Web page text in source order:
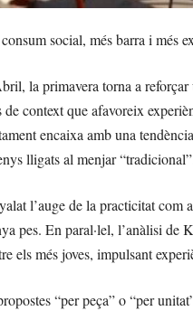
social, més barra i més
la primavera torna a
context que afavoreix
encaixa amb una
lligats al menjar
l’auge de la practicitat
pes. En paral·lel, l’anàlisi
els més joves, impulsant
“per peça” o “per